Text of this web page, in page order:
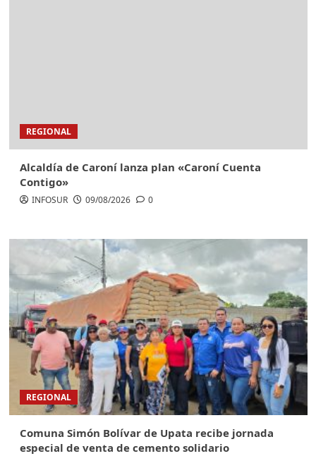
REGIONAL
Alcaldía de Caroní lanza plan «Caroní Cuenta
Contigo»
INFOSUR 09/08/2026 0
REGIONAL
Comuna Simón Bolívar de Upata recibe jornada
especial de venta de cemento solidario